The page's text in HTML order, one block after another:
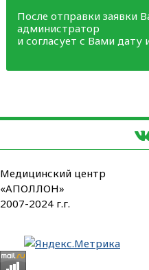
После отправки заявки
администратор
и согласует с Вами
Медицинский центр
«АПОЛЛОН»
2007-2024 г.г.